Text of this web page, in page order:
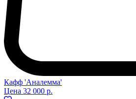
Кафф 'Аналемма'
Цена 32 000 р.